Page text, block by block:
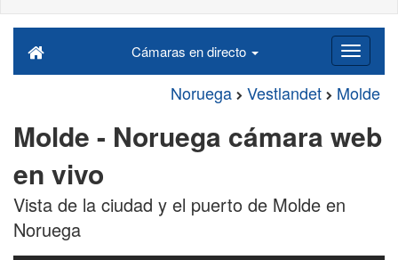
Cámaras en directo
Noruega Vestlandet Molde
Molde - Noruega cámara web
en vivo
Vista de la ciudad y el puerto de Molde en
Noruega